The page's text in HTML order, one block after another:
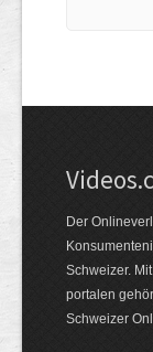
Der
Schweizer.
portalen
Schweizer